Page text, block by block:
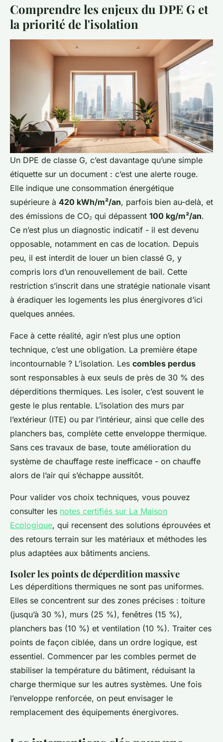
Comprendre les enjeux du DPE G et
la priorité de l'isolation
Un DPE de classe G, c’est davantage qu’une simple
étiquette sur un document : c’est une alerte rouge.
Elle indique une consommation énergétique
supérieure à 420 kWh/m²/an, parfois bien au-delà, et
des émissions de CO₂ qui dépassent 100 kg/m²/an.
Ce n’est plus un diagnostic indicatif - il est devenu
opposable, notamment en cas de location. Depuis
peu, il est interdit de louer un bien classé G, y
compris lors d’un renouvellement de bail. Cette
restriction s’inscrit dans une stratégie nationale visant
à éradiquer les logements les plus énergivores d’ici
quelques années.
Face à cette réalité, agir n’est plus une option
technique, c’est une obligation. La première étape
incontournable ? L’isolation. Les combles perdus
sont responsables à eux seuls de près de 30 % des
déperditions thermiques. Les isoler, c’est souvent le
geste le plus rentable. L’isolation des murs par
l’extérieur (ITE) ou par l’intérieur, ainsi que celle des
planchers bas, complète cette enveloppe thermique.
Sans ces travaux de base, toute amélioration du
système de chauffage reste inefficace - on chauffe
alors de l’air qui s’échappe aussitôt.
Pour valider vos choix techniques, vous pouvez
consulter les notes certifiés sur La Maison
Ecologique, qui recensent des solutions éprouvées et
des retours terrain sur les matériaux et méthodes les
plus adaptées aux bâtiments anciens.
Isoler les points de déperdition massive
Les déperditions thermiques ne sont pas uniformes.
Elles se concentrent sur des zones précises : toiture
(jusqu’à 30 %), murs (25 %), fenêtres (15 %),
planchers bas (10 %) et ventilation (10 %). Traiter ces
points de façon ciblée, dans un ordre logique, est
essentiel. Commencer par les combles permet de
stabiliser la température du bâtiment, réduisant la
charge thermique sur les autres systèmes. Une fois
l’enveloppe renforcée, on peut envisager le
remplacement des équipements énergivores.